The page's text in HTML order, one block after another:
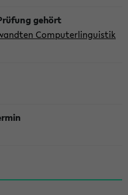
Computerlinguistik